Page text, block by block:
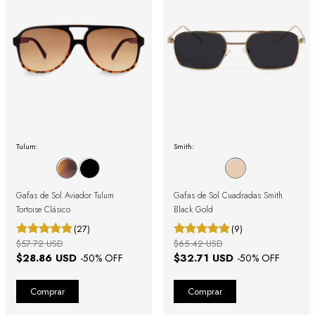
Tulum:
Gafas de Sol Aviador Tulum
Tortoise Clásico
(27)
$28.86 USD -50% OFF
$57.72 USD
Smith:
Gafas de Sol Cuadradas Smith
Black Gold
(9)
$32.71 USD -50% OFF
$65.42 USD